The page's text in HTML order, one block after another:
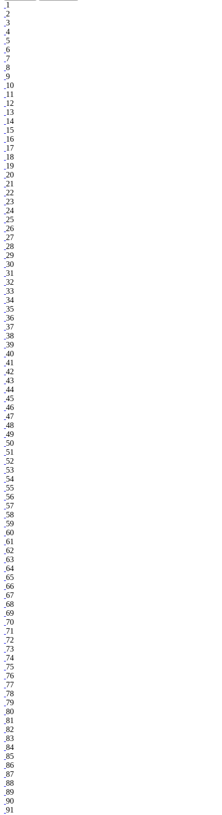
1
2
3
4
5
6
7
8
9
10
11
12
13
14
15
16
17
18
19
20
21
22
23
24
25
26
27
28
29
30
31
32
33
34
35
36
37
38
39
40
41
42
43
44
45
46
47
48
49
50
51
52
53
54
55
56
57
58
59
60
61
62
63
64
65
66
67
68
69
70
71
72
73
74
75
76
77
78
79
80
81
82
83
84
85
86
87
88
89
90
91